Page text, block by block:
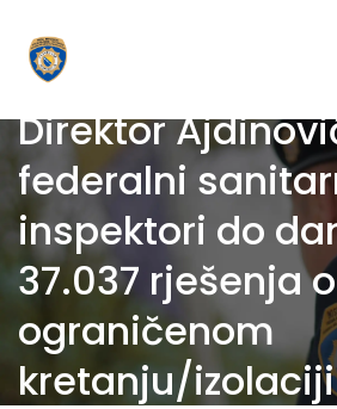
Direktor
federalni
inspektori do
37.037 rješenja o
ograničenom
kretanju/izolaciji